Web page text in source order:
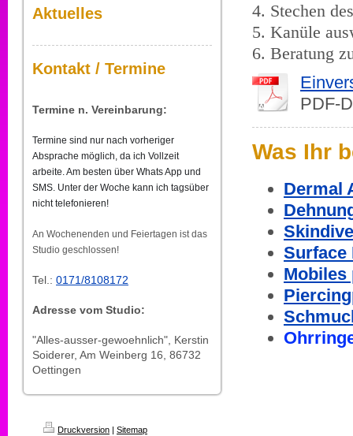
Aktuelles
Kontakt / Termine
Termine n. Vereinbarung:
Termine sind nur nach vorheriger
Absprache möglich, da ich Vollzeit
arbeite. Am besten über Whats App und
SMS. Unter der Woche kann ich tagsüber
nicht telefonieren!
An Wochenenden und Feiertagen ist das
Studio geschlossen!
Tel.: 0171/8108172
Adresse vom Studio:
"Alles-ausser-gewoehnlich", Kerstin
Soiderer, Am Weinberg 16, 86732
Oettingen
4. Stechen
5. Kanüle
6. Beratung
PDF-
Was Ihr
Dermal
Surface
Mobiles
Druckversion | Sitemap